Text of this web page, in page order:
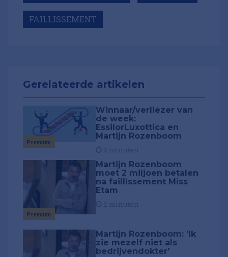
FAILLISSEMENT
Gerelateerde artikelen
Premium
Winnaar/verliezer van
de week:
EssilorLuxottica en
Martijn Rozenboom
Premium
Martijn Rozenboom
moet 2 miljoen betalen
na faillissement Miss
Etam
Martijn Rozenboom: 'Ik
zie mezelf niet als
bedrijvendokter'